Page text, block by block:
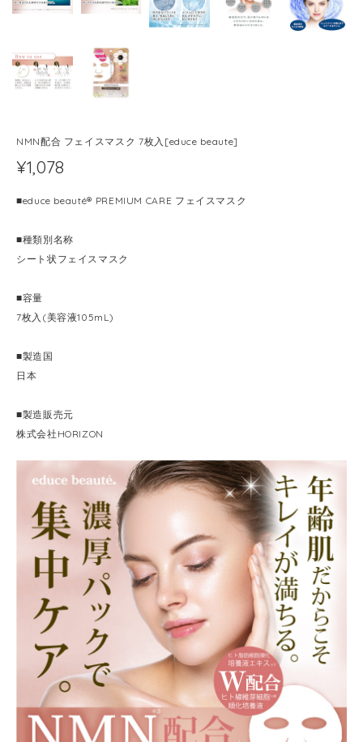
NMN配合 フェイスマスク 7枚入[educe beaute]
¥1,078
■educe beauté® PREMIUM CARE フェイスマスク
■種類別名称
シート状フェイスマスク
■容量
7枚入(美容液105mL)
■製造国
日本
■製造販売元
株式会社HORIZON